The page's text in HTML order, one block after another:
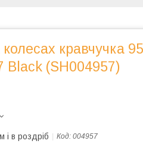
кравчучка
Black (SH004957)
і в роздріб Код: 004957